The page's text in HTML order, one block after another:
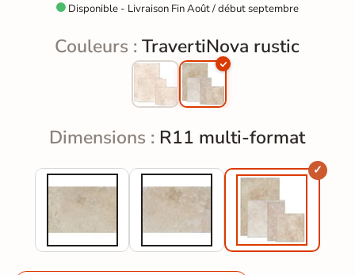
 Disponible - Livraison Fin Août / début septembre
Couleurs :TravertiNova rustic
Dimensions : R11 multi-format